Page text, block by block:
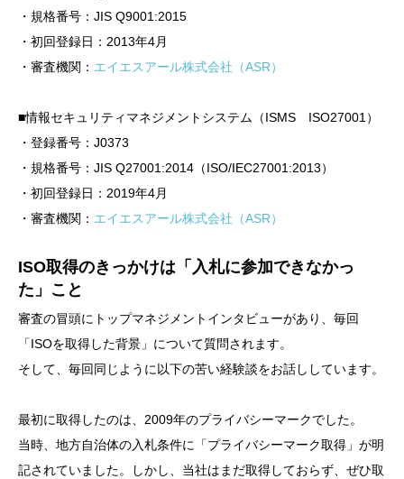
・規格番号：JIS Q9001:2015
・初回登録日：2013年4月
・審査機関： エイエスアール株式会社（ASR）
■情報セキュリティマネジメントシステム（ISMS ISO27001）
・登録番号：J0373
・規格番号：JIS Q27001:2014（ISO/IEC27001:2013）
・初回登録日：2019年4月
・審査機関： エイエスアール株式会社（ASR）
ISO取得のきっかけは「入札に参加できなかっ
た」こと
審査の冒頭にトップマネジメントインタビューがあり、毎回
「ISOを取得した背景」について質問されます。
そして、毎回同じように以下の苦い経験談をお話ししています。
最初に取得したのは、2009年のプライバシーマークでした。
当時、地方自治体の入札条件に「プライバシーマーク取得」が明
記されていました。しかし、当社はまだ取得しておらず、ぜひ取